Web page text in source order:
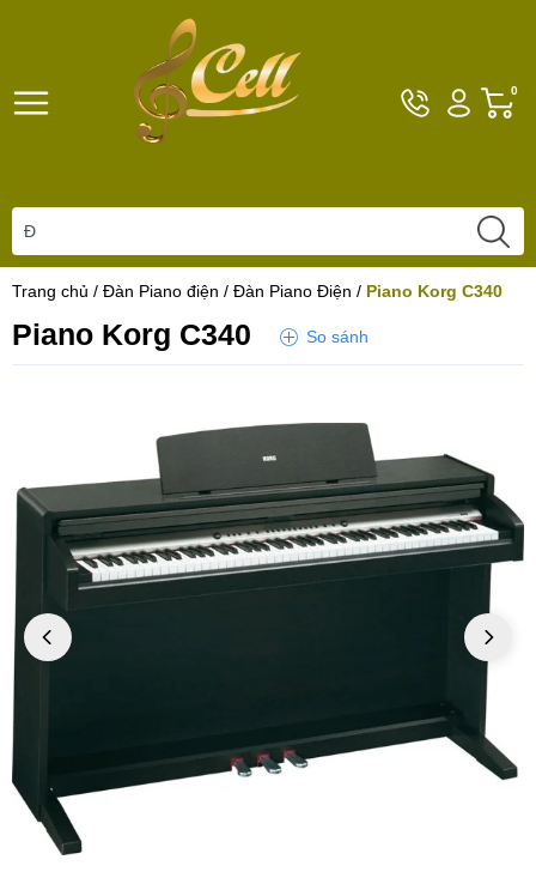
Hotline
0961017926
Tài
khoản
0
Trang chủ / Đàn Piano điện / Đàn Piano Điện / Piano Korg C340
Piano Korg C340 So sánh